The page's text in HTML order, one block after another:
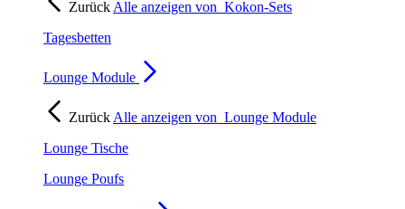
Zurück Alle anzeigen von Kokon-Sets
Tagesbetten
Lounge Module
Zurück Alle anzeigen von Lounge Module
Lounge Tische
Lounge Poufs